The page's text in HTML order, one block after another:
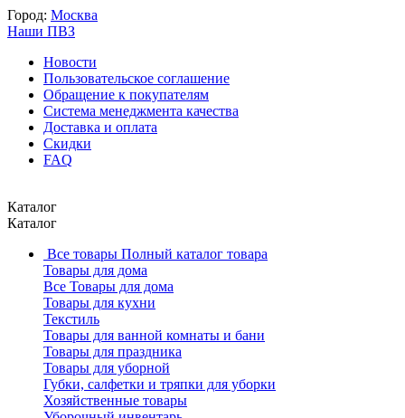
Город: Москва
Наши ПВЗ
Новости
Пользовательское соглашение
Обращение к покупателям
Система менеджмента качества
Доставка и оплата
Скидки
FAQ
Каталог
Каталог
Все товары Полный каталог товара
Товары для дома
Все Товары для дома
Товары для кухни
Текстиль
Товары для ванной комнаты и бани
Товары для праздника
Товары для уборной
Губки, салфетки и тряпки для уборки
Хозяйственные товары